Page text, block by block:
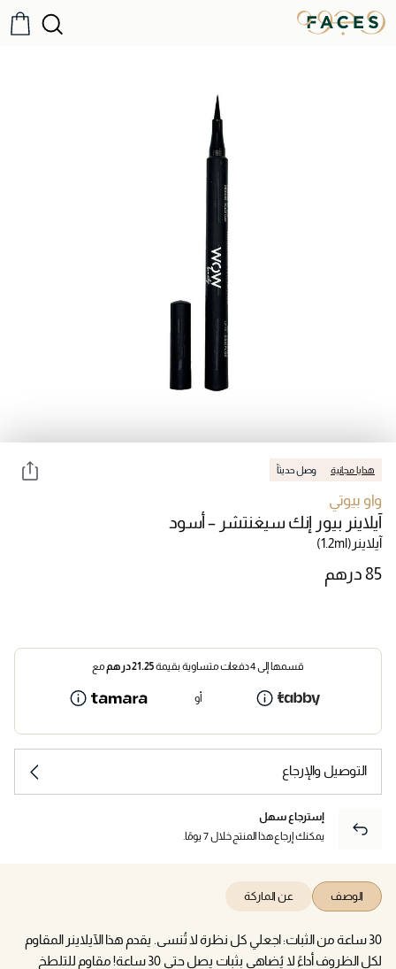
هدايا مجانية وصل حديثاً
واو بيوتي
آيلاينر بيور إنك سيغنتشر – أسود
آيلاينر (1.2ml)
قسمها إلى 4 دفعات متساوية بقيمة 21.25درهممع
أو
التوصيل والإرجاع
إسترجاع سهل
يمكنك إرجاع هذا المنتج خلال 7 يومًا.
الوصف عن الماركة
30 ساعة من الثبات: اجعلي كل نظرة لا تُنسى. يقدم هذا الآيلاينر المقاوم
لكل الظروف أداءً لا يُضاهى بثبات يصل حتى 30 ساعة! مقاوم للتلطخ